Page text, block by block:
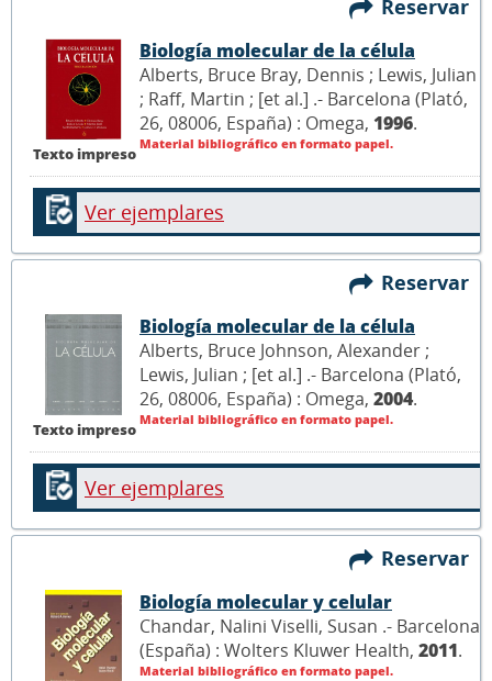
Reservar
Texto impreso
Biología molecular de la célula
Alberts, Bruce Bray, Dennis ; Lewis, Julian
; Raff, Martin ; [et al.] .- Barcelona (Plató,
26, 08006, España) : Omega, 1996.
Material bibliográfico en formato papel.
Ver ejemplares
Reservar
Texto impreso
Biología molecular de la célula
Alberts, Bruce Johnson, Alexander ;
Lewis, Julian ; [et al.] .- Barcelona (Plató,
26, 08006, España) : Omega, 2004.
Material bibliográfico en formato papel.
Ver ejemplares
Reservar
Biología molecular y celular
Chandar, Nalini Viselli, Susan .- Barcelona
(España) : Wolters Kluwer Health, 2011.
Material bibliográfico en formato papel.